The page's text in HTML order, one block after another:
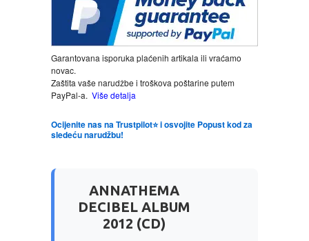
KUVARI
LJUBAVNI
MITOLOGIJA
MUZIKA
NAUKA
Garantovana isporuka plaćenih artikala ili vraćamo
novac.
Zaštita vaše narudžbe i troškova poštarine putem
PayPal-a. Više detalja
Ocijenite nas na Trustpilot⭐ i osvojite Popust kod za
sledeću narudžbu!
ANNATHEMA
DECIBEL ALBUM
2012 (CD)